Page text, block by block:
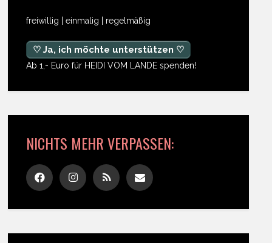
freiwillig | einmalig | regelmäßig
♡ Ja, ich möchte unterstützen ♡
Ab 1,- Euro für HEIDI VOM LANDE spenden!
NICHTS MEHR VERPASSEN: